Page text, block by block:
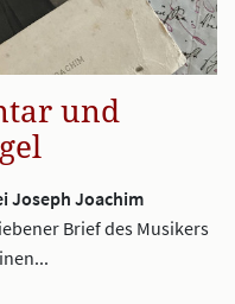
und
Joseph Joachim
Brief des Musikers